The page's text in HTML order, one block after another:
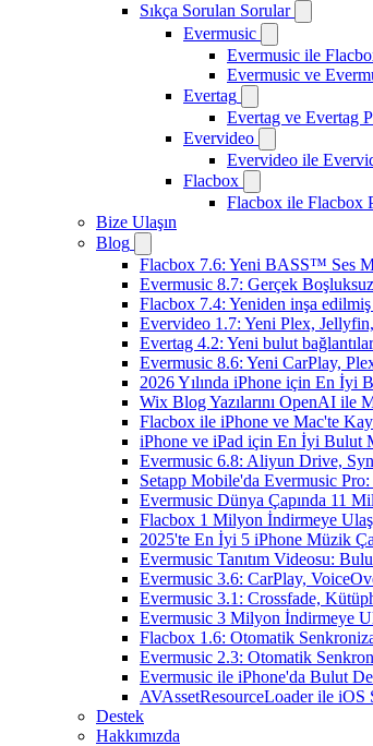
Sıkça Sorulan Sorular
Evermusic
Evermusic ile
Evermusic ve
Evertag
Evertag ve Evertag
Evervideo
Evervideo ile
Flacbox
Flacbox ile Flacbox
Bize Ulaşın
Blog
Flacbox 7.6: Yeni BASS™ Ses
Evermusic 8.7: Gerçek
Flacbox 7.4: Yeniden inşa
Evervideo 1.7: Yeni Plex,
Evertag 4.2: Yeni bulut
Evermusic 8.6: Yeni CarPlay,
2026 Yılında iPhone için En İyi
Wix Blog Yazılarını OpenAI ile
Flacbox ile iPhone ve Mac'te
iPhone ve iPad için En İyi Bulut
Evermusic 6.8: Aliyun Drive,
Setapp Mobile'da Evermusic
Evermusic Dünya Çapında 11
Flacbox 1 Milyon İndirmeye
2025'te En İyi 5 iPhone Müzik
Evermusic Tanıtım Videosu:
Evermusic 3.6: CarPlay,
Evermusic 3.1: Crossfade,
Evermusic 3 Milyon İndirmeye
Flacbox 1.6: Otomatik
Evermusic 2.3: Otomatik
Evermusic ile iPhone'da Bulut
AVAssetResourceLoader ile iOS
Destek
Hakkımızda